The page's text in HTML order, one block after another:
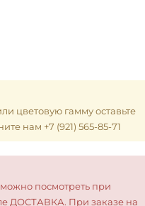
цветовую гамму оставьте
нам +7 (921) 565-85-71
посмотреть при
ДОСТАВКА. При заказе на